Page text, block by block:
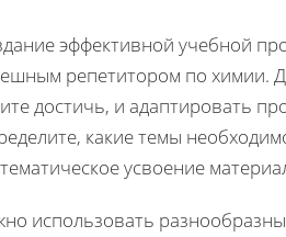
эффективной учебной
репетитором по химии.
достичь, и адаптировать
какие темы
усвоение
использовать